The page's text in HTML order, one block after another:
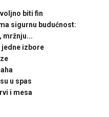
biti fin
sigurnu budućnost:
mržnju...
jedne izbore
u spas
i mesa